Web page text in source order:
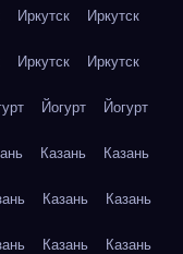
Иркутск Иркутск
Иркутск Иркутск
Йогурт Йогурт
Казань Казань
Казань Казань
Казань Казань